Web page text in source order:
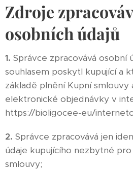
Zdroje
osobních údajů
1. Správce zpracovává osobní
souhlasem poskytl kupující a
základě plnění Kupní smlouvy
elektronické objednávky v
https://bioligocee-eu/
2. Správce zpracovává jen
údaje kupujícího nezbytné
smlouvy;